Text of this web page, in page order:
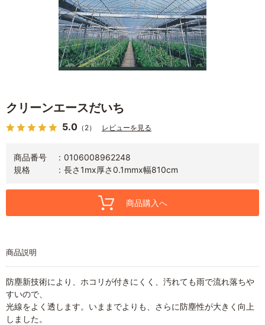
クリーンエースだいち
5.0 （2） レビューを見る
商品番号
0106008962248
規格
長さ1mx厚さ0.1mmx幅810cm
商品購入へ
商品説明
防塵新技術により、ホコリが付きにくく、汚れても雨で流れ落ちや
すいので、
光線をよく透します。いままでよりも、さらに防塵性が大きく向上
しました。